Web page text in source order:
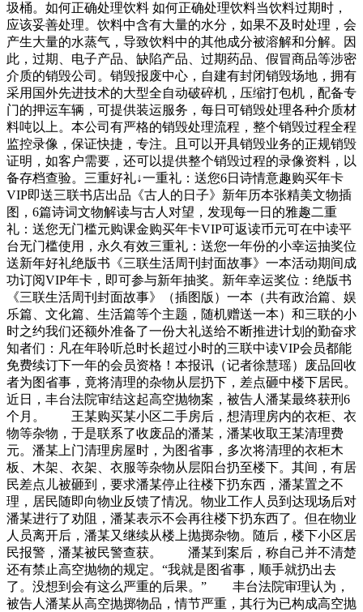
圾桶。如何正确处理饮料 如何正确处理饮料当饮料过期时，
应该妥善处理。饮料中含有大量的水分，如果不及时处理，会
产生大量的水蒸气，导致饮料中的其他成分被溶解和分解。因
此，过期、电子产品、缺陷产品、过期药品、假冒商品等涉密
介质的销毁公司。销毁报废中心，自建有封闭销毁场地，拥有
采用国外先进技术的大型全自动破碎机，压缩打包机，配备专
门的押运车辆，可提供装运服务，每日可销毁处理各种介质材
料吨以上。本公司有严格的销毁处理流程，整个销毁过程全程
监控录像，保证快捷，专注。且可以开具销毁业务的正规销毁
证明，如客户需要，还可以提供整个销毁过程的录像资料，以
备存档查验。三重好礼↓一重礼：送您6日诗情意趣购买年卡
VIP即送三联书店出品《古人的日子》新年历本张精美文物插
图，6篇诗词文物解读与古人对望，发现每一日的雅趣二重
礼：送您无门槛元购课金购买年卡VIP可返读币元可在中读平
台无门槛使用，永久有效三重礼：送您一年份的小幸运抽奖位
送新年好礼绝版书《三联生活周刊封面故事》一本活动期间成
功订阅VIP年卡，即可参与新年抽奖。新年幸运奖位：绝版书
《三联生活周刊封面故事》（插图版）一本（共有政治篇、娱
乐篇、文化篇、生活篇等个主题，随机赠送一本）和三联的小
时之约我们还额外准备了一份大礼送给不断推进计划的勤奋求
知者们：凡在年聆听总时长超过小时的三联中读VIP会员都能
免费续订下一年的会员资格！本报讯（记者徐慧瑶）废品回收
者为图省事，竟将清理的杂物从层扔下，差点砸中楼下居民。
近日，丰台法院审结这起高空抛物案，被告人潘某最终获刑6
个月。 王某购买某小区二手房后，想清理房内的衣柜、衣
物等杂物，于是联系了收废品的潘某，潘某收取王某清理费
元。潘某上门清理房屋时，为图省事，多次将清理的衣柜木
板、木架、衣架、衣服等杂物从层阳台扔至楼下。其间，有居
民差点儿被砸到，要求潘某停止往楼下扔东西，潘某置之不
理，居民随即向物业反馈了情况。物业工作人员到达现场后对
潘某进行了劝阻，潘某表示不会再往楼下扔东西了。但在物业
人员离开后，潘某又继续从楼上抛掷杂物。随后，楼下小区居
民报警，潘某被民警查获。 潘某到案后，称自己并不清楚
还有禁止高空抛物的规定。“我就是图省事，顺手就扔出去
了。没想到会有这么严重的后果。” 丰台法院审理认为，
被告人潘某从高空抛掷物品，情节严重，其行为已构成高空抛